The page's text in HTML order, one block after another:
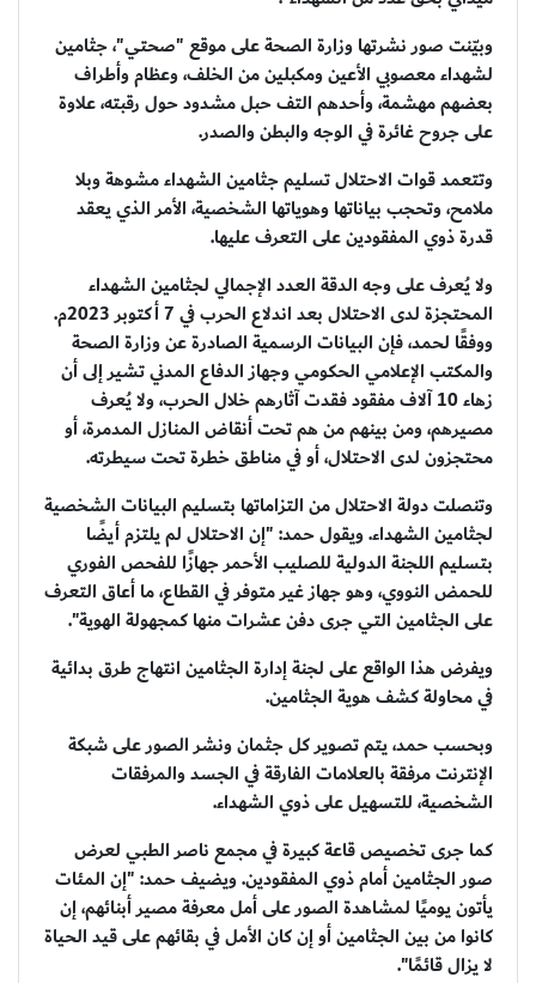
وبيّنت صور نشرتها وزارة الصحة على موقع "صحتي"، جثامين
لشهداء معصوبي الأعين ومكبلين من الخلف، وعظام وأطراف
بعضهم مهشمة، وأحدهم التف حبل مشدود حول رقبته، علاوة
على جروح غائرة في الوجه والبطن والصدر.
وتتعمد قوات الاحتلال تسليم جثامين الشهداء مشوهة وبلا
ملامح، وتحجب بياناتها وهوياتها الشخصية، الأمر الذي يعقد
قدرة ذوي المفقودين على التعرف عليها.
ولا يُعرف على وجه الدقة العدد الإجمالي لجثامين الشهداء
المحتجزة لدى الاحتلال بعد اندلاع الحرب في 7 أكتوبر 2023م.
ووفقًا لحمد، فإن البيانات الرسمية الصادرة عن وزارة الصحة
والمكتب الإعلامي الحكومي وجهاز الدفاع المدني تشير إلى أن
زهاء 10 آلاف مفقود فقدت آثارهم خلال الحرب، ولا يُعرف
مصيرهم، ومن بينهم من هم تحت أنقاض المنازل المدمرة، أو
محتجزون لدى الاحتلال، أو في مناطق خطرة تحت سيطرته.
وتنصلت دولة الاحتلال من التزاماتها بتسليم البيانات الشخصية
لجثامين الشهداء. ويقول حمد: "إن الاحتلال لم يلتزم أيضًا
بتسليم اللجنة الدولية للصليب الأحمر جهازًا للفحص الفوري
للحمض النووي، وهو جهاز غير متوفر في القطاع، ما أعاق التعرف
على الجثامين التي جرى دفن عشرات منها كمجهولة الهوية".
ويفرض هذا الواقع على لجنة إدارة الجثامين انتهاج طرق بدائية
في محاولة كشف هوية الجثامين.
وبحسب حمد، يتم تصوير كل جثمان ونشر الصور على شبكة
الإنترنت مرفقة بالعلامات الفارقة في الجسد والمرفقات
الشخصية، للتسهيل على ذوي الشهداء.
كما جرى تخصيص قاعة كبيرة في مجمع ناصر الطبي لعرض
صور الجثامين أمام ذوي المفقودين. ويضيف حمد: "إن المئات
يأتون يوميًا لمشاهدة الصور على أمل معرفة مصير أبنائهم، إن
كانوا من بين الجثامين أو إن كان الأمل في بقائهم على قيد الحياة
لا يزال قائمًا".